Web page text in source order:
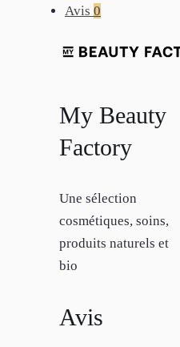
Avis 0
My Beauty
Factory
Une sélection
cosmétiques, soins,
produits naturels et
bio
Avis